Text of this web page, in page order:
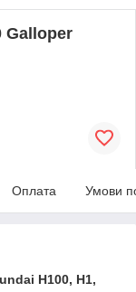
Galloper
Оплата Умови
H100, H1,